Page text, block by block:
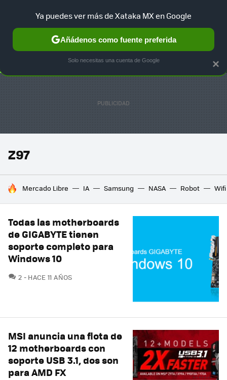
SELECCIÓN GAMING HOME AUTO TERRITORIO
Z97
HOY SE HABLA DE
Mercado Libre IA Samsung NASA Robot Wifi
Todas las motherboards
de GIGABYTE tienen
soporte completo para
Windows 10
2 COMENTARIOS
HACE 11 AÑOS
MSI anuncia una flota de
12 motherboards con
soporte USB 3.1, dos son
para AMD FX
×
Ya puedes ver más de Xataka MX en Google
Añádenos como fuente preferida
Solo necesitas una cuenta de Google